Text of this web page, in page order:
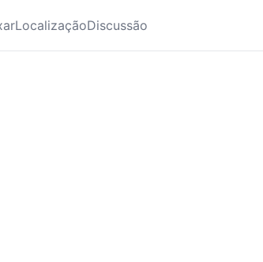
LocalizaçãoDiscussão